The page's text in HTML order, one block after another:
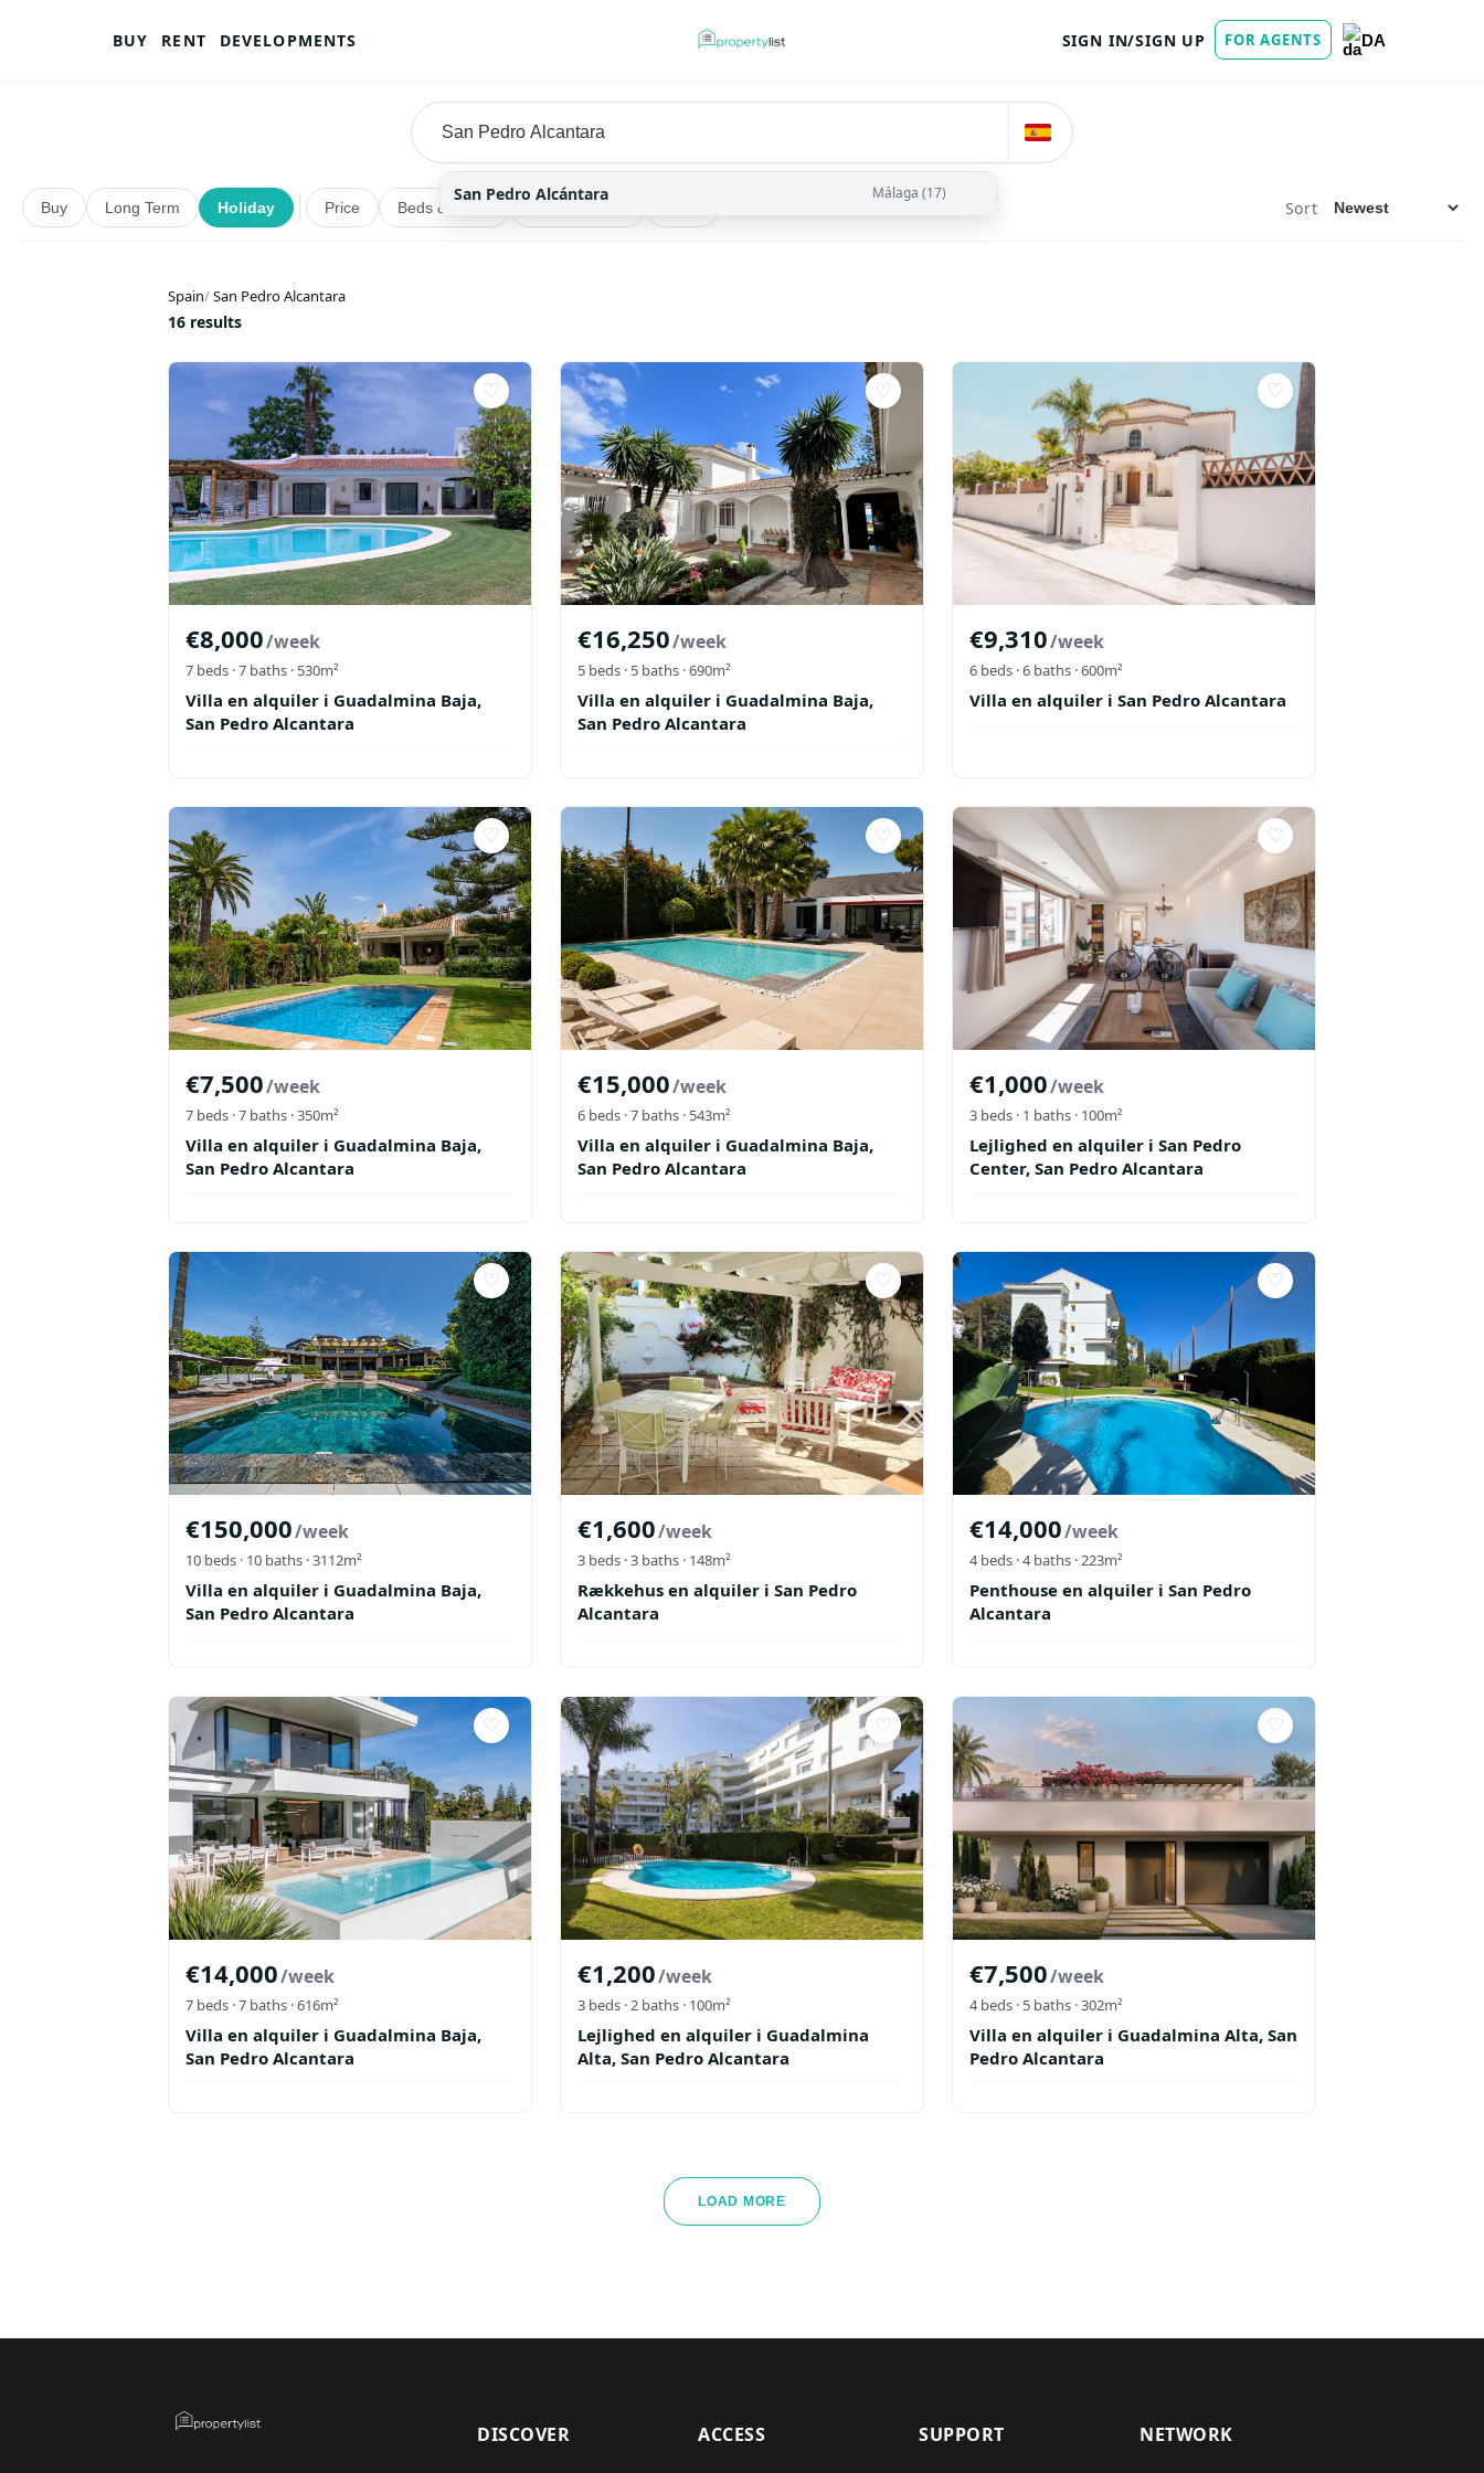
BUY RENT DEVELOPMENTS SIGN IN/SIGN UP FOR AGENTS DA
San Pedro Alcántara Málaga (17)
Buy Long Term Holiday Price Beds & Baths Sort
Spain/San Pedro Alcantara
16 results
♡
€8,000/week
7 beds ·7 baths · 530m²
Villa en alquiler i Guadalmina Baja,
San Pedro Alcantara
♡
€16,250/week
5 beds · 5 baths · 690m²
Villa en alquiler i Guadalmina Baja,
San Pedro Alcantara
♡
€9,310/week
6 beds ·6 baths · 600m²
Villa en alquiler i San Pedro Alcantara
♡
€7,500/week
7 beds ·7 baths · 350m²
Villa en alquiler i Guadalmina Baja,
San Pedro Alcantara
♡
€15,000/week
6 beds ·7 baths · 543m²
Villa en alquiler i Guadalmina Baja,
San Pedro Alcantara
♡
€1,000/week
3 beds · 1 baths · 100m²
Lejlighed en alquiler i San Pedro
Center, San Pedro Alcantara
♡
€150,000/week
10 beds · 10 baths · 3112m²
Villa en alquiler i Guadalmina Baja,
San Pedro Alcantara
♡
€1,600/week
3 beds ·3 baths · 148m²
Rækkehus en alquiler i San Pedro
Alcantara
♡
€14,000/week
4beds ·4baths · 223m²
Penthouse en alquiler i San Pedro
Alcantara
♡
€14,000/week
7 beds ·7 baths · 616m²
Villa en alquiler i Guadalmina Baja,
San Pedro Alcantara
♡
€1,200/week
3 beds ·2 baths · 100m²
Lejlighed en alquiler i Guadalmina
Alta, San Pedro Alcantara
♡
€7,500/week
4beds · 5 baths · 302m²
Villa en alquiler i Guadalmina Alta, San
Pedro Alcantara
LOAD MORE
DISCOVER ACCESS SUPPORT NETWORK